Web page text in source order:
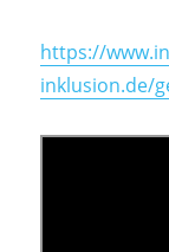
https://
inklusion.de/